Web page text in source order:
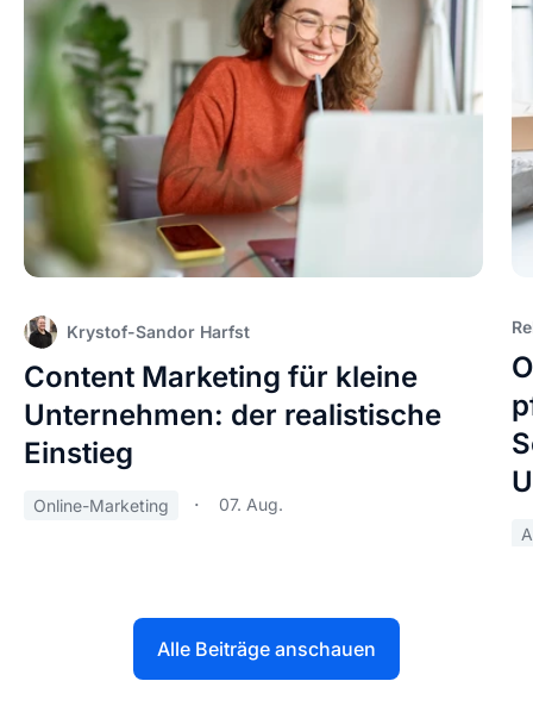
Krystof-Sandor Harfst
Content Marketing für kleine
Unternehmen: der realistische
Einstieg
Online-Marketing 07. Aug.
Alle Beiträge anschauen